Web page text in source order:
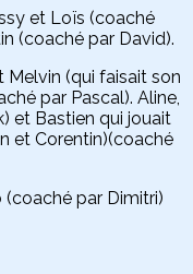
et Loïs (coaché
(coaché par David).
Melvin (qui faisait son
par Pascal). Aline,
et Bastien qui jouait
et Corentin)(coaché
(coaché par Dimitri)